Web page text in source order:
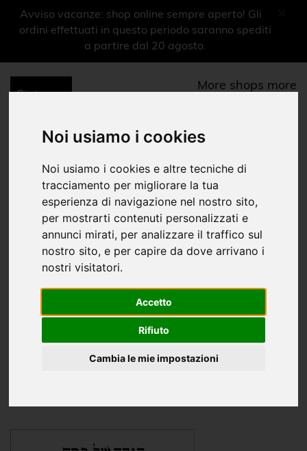
Noi usiamo i cookies
Noi usiamo i cookies e altre tecniche di
tracciamento per migliorare la tua
esperienza di navigazione nel nostro sito,
per mostrarti contenuti personalizzati e
annunci mirati, per analizzare il traffico sul
nostro sito, e per capire da dove arrivano i
nostri visitatori.
Accetto
Rifiuto
Cambia le mie impostazioni
Avviso vacanze: shop online sempre aperto! Gli
ordini effettuati in questo periodo saranno spediti
a partire dal 20 agosto.
More shops more
Culto riti e cerimonie
Shop Musei |
Museo Nazionale dell'Ebraismo Italiano e della Shoah Libri